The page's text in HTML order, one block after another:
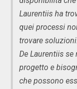
Laurentiis ha
quei processi
trovare
De Laurentiis
progetto e
che possono